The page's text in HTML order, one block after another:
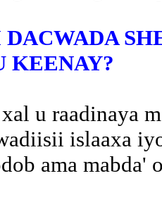
KEENAY?
u raadinaya
islaaxa
ama